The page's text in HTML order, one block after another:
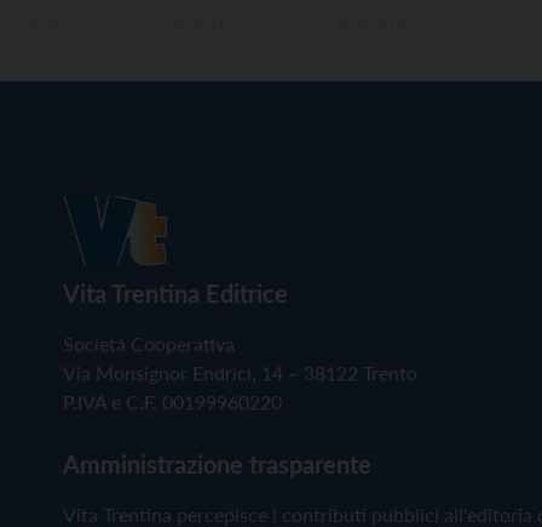
Vita Trentina Editrice
Società Cooperativa
Via Monsignor Endrici, 14 – 38122 Trento
P.IVA e C.F. 00199960220
Amministrazione trasparente
Vita Trentina percepisce i contributi pubblici all'editoria